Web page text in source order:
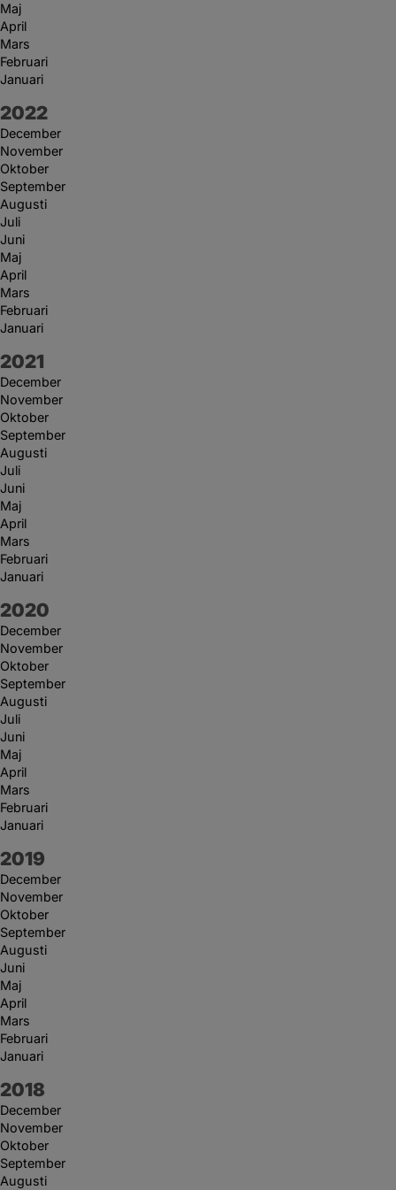
Maj
April
Mars
Februari
Januari
År:
2022
December
November
Oktober
September
Augusti
Juli
Juni
Maj
April
Mars
Februari
Januari
År:
2021
December
November
Oktober
September
Augusti
Juli
Juni
Maj
April
Mars
Februari
Januari
År:
2020
December
November
Oktober
September
Augusti
Juli
Juni
Maj
April
Mars
Februari
Januari
År:
2019
December
November
Oktober
September
Augusti
Juni
Maj
April
Mars
Februari
Januari
År:
2018
December
November
Oktober
September
Augusti